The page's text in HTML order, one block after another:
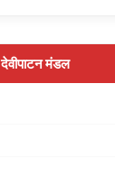
देवीपाटन मंडल